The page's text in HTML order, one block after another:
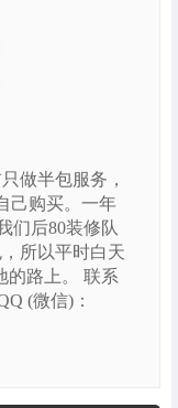
做半包服务，
己购买。一年
们后80装修队
所以平时白天
的路上。 联系
(微信)：